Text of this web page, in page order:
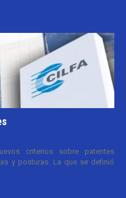
criterios sobre patentes
y posturas. La que se definió